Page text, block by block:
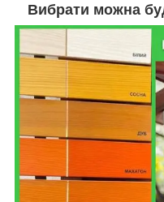
Вибрати можна